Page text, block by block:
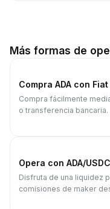
Más formas de
Compra ADA con Fiat
Compra fácilmente
o transferencia bancaria.
Opera con ADA/
Disfruta de una liquidez
comisiones de maker